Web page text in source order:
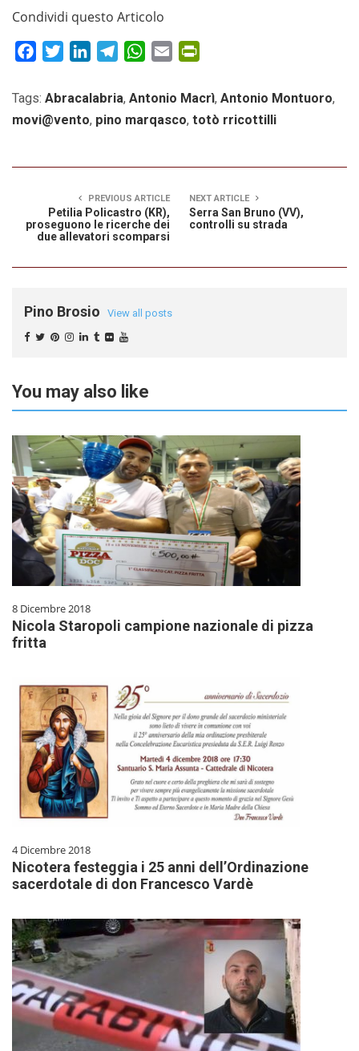
Condividi questo Articolo
FacebookTwitterLinkedInTelegramWhatsApp
Email
Tags: Abracalabria, Antonio Macrì, Antonio Montuoro,
movi@vento, pino marqasco, totò rricottilli
PREVIOUS ARTICLE
Petilia Policastro (KR),
proseguono le ricerche dei
due allevatori scomparsi
NEXT ARTICLE
Serra San Bruno (VV),
controlli su strada
Pino Brosio View all posts
You may also like
8 Dicembre 2018
Nicola Staropoli campione nazionale di pizza
fritta
4 Dicembre 2018
Nicotera festeggia i 25 anni dell’Ordinazione
sacerdotale di don Francesco Vardè